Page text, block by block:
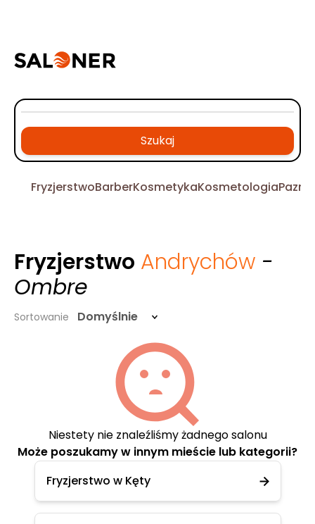
Szukaj
FryzjerstwoBarberKosmetykaKosmetologia
Fryzjerstwo Andrychów -
Ombre
Sortowanie Domyślnie
Niestety nie znaleźliśmy żadnego salonu
Może poszukamy w innym mieście lub kategorii?
Fryzjerstwo w Kęty